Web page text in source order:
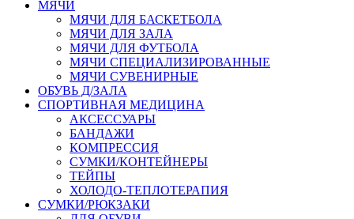
МЯЧИ
МЯЧИ ДЛЯ БАСКЕТБОЛА
МЯЧИ ДЛЯ ЗАЛА
МЯЧИ ДЛЯ ФУТБОЛА
МЯЧИ СПЕЦИАЛИЗИРОВАННЫЕ
МЯЧИ СУВЕНИРНЫЕ
ОБУВЬ Д/ЗАЛА
СПОРТИВНАЯ МЕДИЦИНА
АКСЕССУАРЫ
БАНДАЖИ
КОМПРЕССИЯ
СУМКИ/КОНТЕЙНЕРЫ
ТЕЙПЫ
ХОЛОДО-ТЕПЛОТЕРАПИЯ
СУМКИ/РЮКЗАКИ